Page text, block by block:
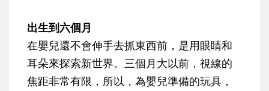
出生到六個月
在嬰兒還不會伸手去抓東西前，是用眼睛和
耳朵來探索新世界。三個月大以前，視線的
焦距非常有限，所以，為嬰兒準備的玩具，